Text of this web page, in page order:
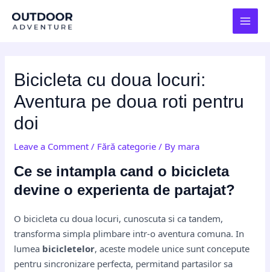
Bicicleta cu doua locuri:
Aventura pe doua roti pentru
doi
Leave a Comment / Fără categorie / By mara
Ce se intampla cand o bicicleta
devine o experienta de partajat?
O bicicleta cu doua locuri, cunoscuta si ca tandem,
transforma simpla plimbare intr-o aventura comuna. In
lumea bicicletelor, aceste modele unice sunt concepute
pentru sincronizare perfecta, permitand partasilor sa
navigation